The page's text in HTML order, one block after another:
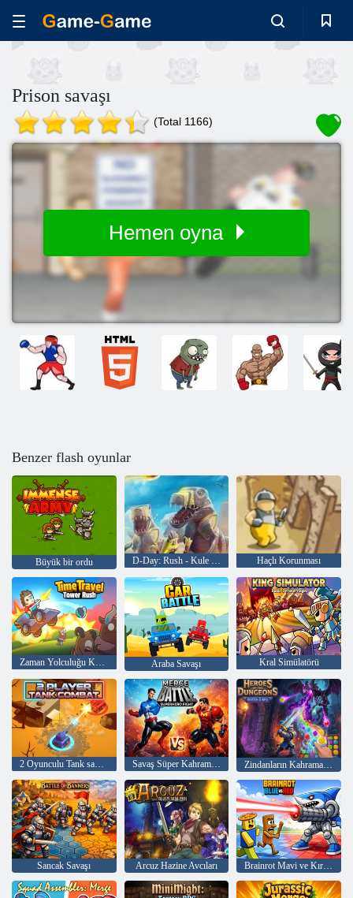
Prison savaşı
(Total 1166)
Hemen oyna
Benzer flash oyunlar
Büyük bir ordu D-Day: Rush - Kule Savunma Haçlı Korunması
Zaman Yolculuğu Kulesi Hızı Araba Savaşı Kral Simülatörü
2 Oyunculu Tank savaşı Savaş Süper Kahraman Dövüşünü Birleştir Zindanların Kahramanları: 3'lü Eşleştirme RPG'si
Sancak Savaşı Arcuz Hazine Avcıları Brainrot Mavi ve Kırmızı